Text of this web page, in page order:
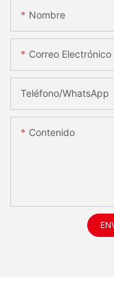
Nombre
Correo Electrónico
Teléfono/WhatsApp
Contenido